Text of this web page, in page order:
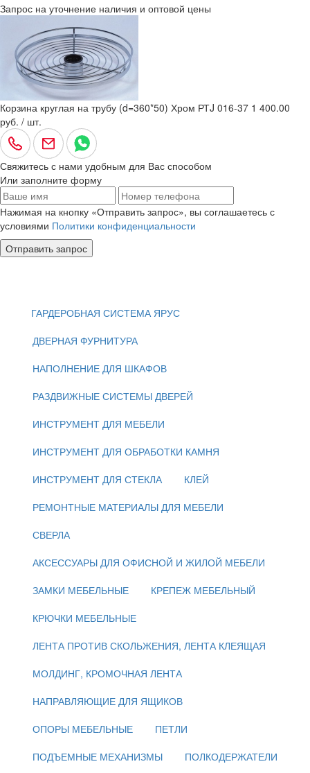
Запрос на уточнение наличия и оптовой цены
Корзина круглая на трубу (d=360*50) Хром РТJ 016-37 1 400.00
руб. / шт.
Свяжитесь с нами удобным для Вас способом
Или заполните форму
Нажимая на кнопку «Отправить запрос», вы соглашаетесь с
условиями Политики конфиденциальности
Отправить запрос
ГАРДЕРОБНАЯ СИСТЕМА ЯРУС
ДВЕРНАЯ ФУРНИТУРА
НАПОЛНЕНИЕ ДЛЯ ШКАФОВ
РАЗДВИЖНЫЕ СИСТЕМЫ ДВЕРЕЙ
ИНСТРУМЕНТ ДЛЯ МЕБЕЛИ
ИНСТРУМЕНТ ДЛЯ ОБРАБОТКИ КАМНЯ
ИНСТРУМЕНТ ДЛЯ СТЕКЛА
КЛЕЙ
РЕМОНТНЫЕ МАТЕРИАЛЫ ДЛЯ МЕБЕЛИ
СВЕРЛА
АКСЕССУАРЫ ДЛЯ ОФИСНОЙ И ЖИЛОЙ МЕБЕЛИ
ЗАМКИ МЕБЕЛЬНЫЕ
КРЕПЕЖ МЕБЕЛЬНЫЙ
КРЮЧКИ МЕБЕЛЬНЫЕ
ЛЕНТА ПРОТИВ СКОЛЬЖЕНИЯ, ЛЕНТА КЛЕЯЩАЯ
МОЛДИНГ, КРОМОЧНАЯ ЛЕНТА
НАПРАВЛЯЮЩИЕ ДЛЯ ЯЩИКОВ
ОПОРЫ МЕБЕЛЬНЫЕ
ПЕТЛИ
ПОДЪЕМНЫЕ МЕХАНИЗМЫ
ПОЛКОДЕРЖАТЕЛИ